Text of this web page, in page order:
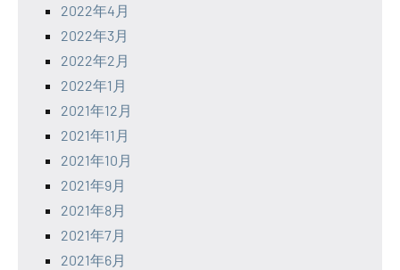
2022年4月
2022年3月
2022年2月
2022年1月
2021年12月
2021年11月
2021年10月
2021年9月
2021年8月
2021年7月
2021年6月